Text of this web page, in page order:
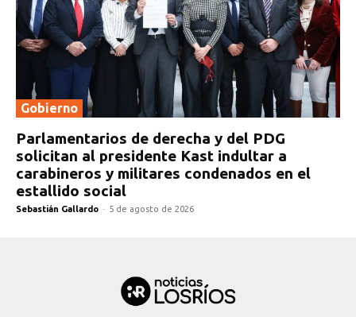
Gobierno
Parlamentarios de derecha y del PDG
solicitan al presidente Kast indultar a
carabineros y militares condenados en el
estallido social
Sebastián Gallardo - 5 de agosto de 2026